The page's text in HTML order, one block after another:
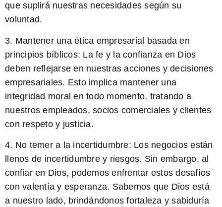
que suplirá nuestras necesidades según su
voluntad.
3. Mantener una ética empresarial basada en
principios bíblicos: La fe y la confianza en Dios
deben reflejarse en nuestras acciones y decisiones
empresariales. Esto implica mantener una
integridad moral en todo momento, tratando a
nuestros empleados, socios comerciales y clientes
con respeto y justicia.
4. No temer a la incertidumbre: Los negocios están
llenos de incertidumbre y riesgos. Sin embargo, al
confiar en Dios, podemos enfrentar estos desafíos
con valentía y esperanza. Sabemos que Dios está
a nuestro lado, brindándonos fortaleza y sabiduría